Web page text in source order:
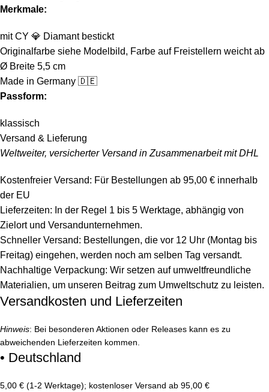
Merkmale:
mit CY 💎 Diamant bestickt
Originalfarbe siehe Modelbild, Farbe auf Freistellern weicht ab
Ø Breite 5,5 cm
Made in Germany 🇩🇪
Passform:
klassisch
Versand & Lieferung
Weltweiter, versicherter Versand in Zusammenarbeit mit DHL
Kostenfreier Versand: Für Bestellungen ab 95,00 € innerhalb
der EU
Lieferzeiten: In der Regel 1 bis 5 Werktage, abhängig von
Zielort und Versandunternehmen.
Schneller Versand: Bestellungen, die vor 12 Uhr (Montag bis
Freitag) eingehen, werden noch am selben Tag versandt.
Nachhaltige Verpackung: Wir setzen auf umweltfreundliche
Materialien, um unseren Beitrag zum Umweltschutz zu leisten.
Versandkosten und Lieferzeiten
Hinweis: Bei besonderen Aktionen oder Releases kann es zu
abweichenden Lieferzeiten kommen.
• Deutschland
5,00 € (1-2 Werktage); kostenloser Versand ab 95,00 €